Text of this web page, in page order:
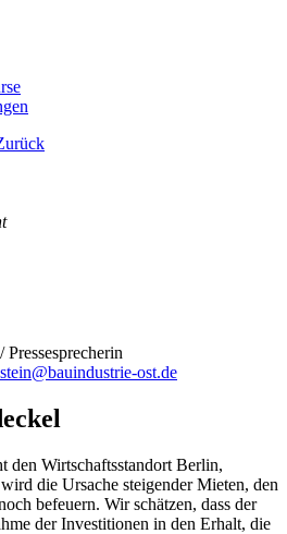
ost.de
den Wirtschaftsstandort Berlin,
die Ursache steigender Mieten, den
befeuern. Wir schätzen, dass der
der Investitionen in den Erhalt, die